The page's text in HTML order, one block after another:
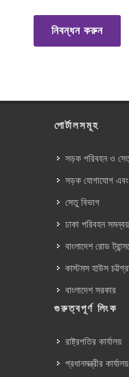
নিবন্ধন করুন
পোর্টালসমূহ
সড়ক পরিবহন ও সেতু
সড়ক যোগাযোগ এবং
সেতু বিভাগ
ঢাকা পরিবহন
বাংলাদেশ রোড
কাস্টমস হাউস
বাংলাদেশ সরকার
গুরুত্বপূর্ণ লিংক
রাষ্ট্রপতির কার্যালয়
প্রধানমন্ত্রীর কার্যালয়